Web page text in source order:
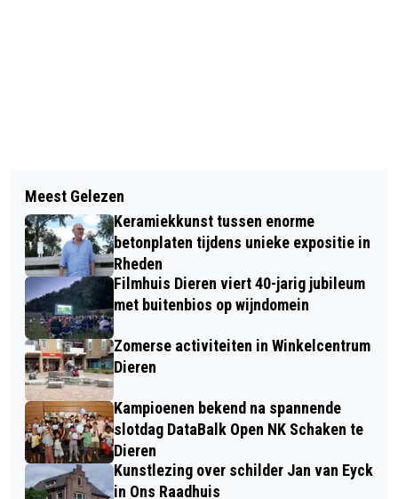
DRONKEN SNORFIETSER VALT EN
BREEKT ZIJN ENKEL
DRONKEN MAN OPGEPAKT IN DIEREN
Meest Gelezen
Keramiekkunst tussen enorme
betonplaten tijdens unieke expositie in
Rheden
Filmhuis Dieren viert 40-jarig jubileum
met buitenbios op wijndomein
Zomerse activiteiten in Winkelcentrum
Dieren
Kampioenen bekend na spannende
slotdag DataBalk Open NK Schaken te
Dieren
Kunstlezing over schilder Jan van Eyck
in Ons Raadhuis